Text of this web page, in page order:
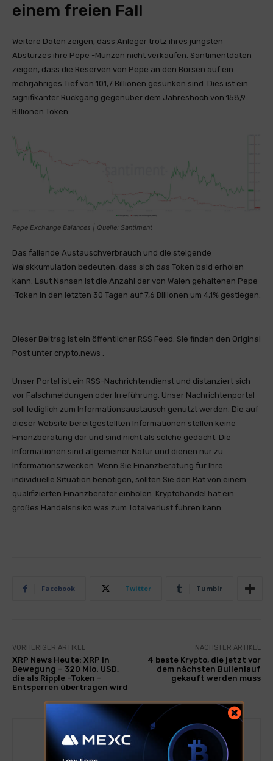
einem freien Fall
Weitere Daten zeigen, dass Anleger trotz ihres jüngsten
Absturzes ihre Pepe -Münzen nicht verkaufen. Santimentdaten
zeigen, dass die Reserven von Pepe an den Börsen auf ein
mehrjähriges Tief von 101,7 Billionen gesunken sind. Dies ist ein
signifikanter Rückgang gegenüber dem Jahreshoch von 158,9
Billionen Token.
Pepe Exchange Balances | Quelle: Santiment
Das fallende Austauschverbrauch und die steigende
Walakkumulation bedeuten, dass sich das Token bald erholen
kann. Laut Nansen ist die Anzahl der von Walen gehaltenen Pepe
-Token in den letzten 30 Tagen auf 7,6 Billionen um 4,1% gestiegen.
Dieser Beitrag ist ein öffentlicher RSS Feed. Sie finden den Original
Post unter crypto.news .
Unser Portal ist ein RSS-Nachrichtendienst und distanziert sich
vor Falschmeldungen oder Irreführung. Unser Nachrichtenportal
soll lediglich zum Informationsaustausch genutzt werden. Die auf
dieser Website bereitgestellten Informationen stellen keine
Finanzberatung dar und sind nicht als solche gedacht. Die
Informationen sind allgemeiner Natur und dienen nur zu
Informationszwecken. Wenn Sie Finanzberatung für Ihre
individuelle Situation benötigen, sollten Sie den Rat von einem
qualifizierten Finanzberater einholen. Kryptohandel hat ein
großes Handelsrisiko was zum Totalverlust führen kann.
Facebook Twitter Tumblr
VORHERIGER ARTIKEL
XRP News Heute: XRP in
Bewegung – 320 Mio. USD,
die als Ripple -Token -
Entsperren übertragen wird
NÄCHSTER ARTIKEL
4 beste Krypto, die jetzt vor
dem nächsten Bullenlauf
gekauft werden muss